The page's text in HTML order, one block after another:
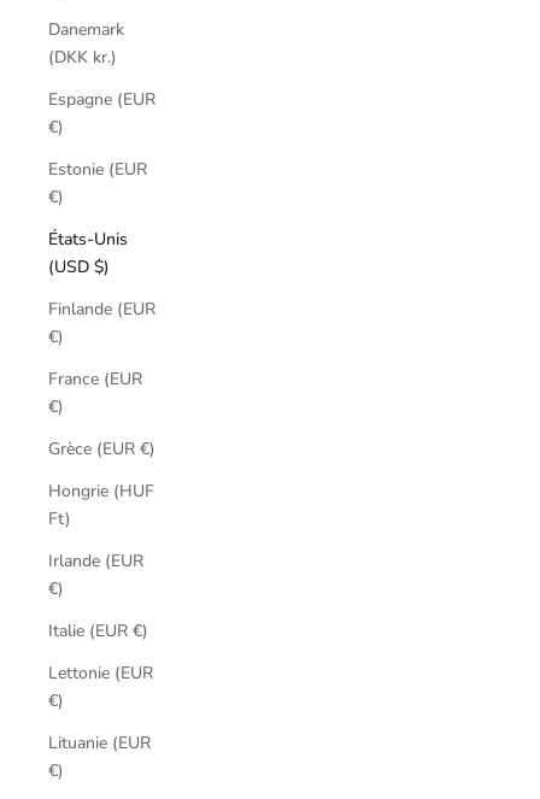
Danemark
(DKK kr.)
Espagne (EUR
€)
Estonie (EUR
€)
États-Unis
(USD $)
Finlande (EUR
€)
France (EUR
€)
Grèce (EUR €)
Hongrie (HUF
Ft)
Irlande (EUR
€)
Italie (EUR €)
Lettonie (EUR
€)
Lituanie (EUR
€)